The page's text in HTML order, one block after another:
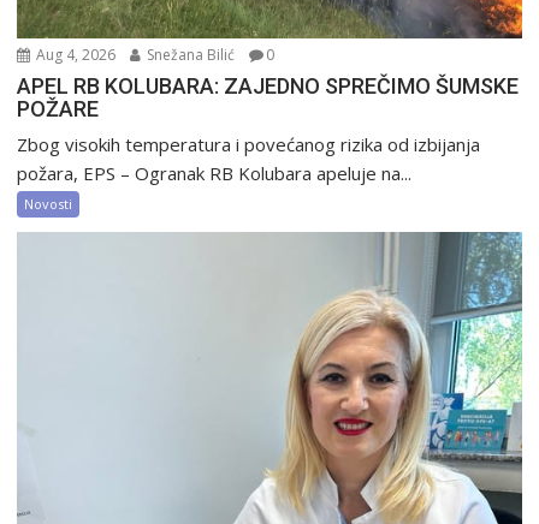
Aug 4, 2026 Snežana Bilić 0
APEL RB KOLUBARA: ZAJEDNO SPREČIMO ŠUMSKE
POŽARE
Zbog visokih temperatura i povećanog rizika od izbijanja
požara, EPS – Ogranak RB Kolubara apeluje na...
Novosti